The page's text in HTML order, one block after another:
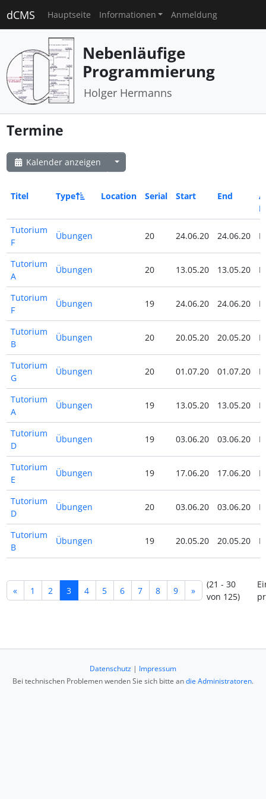
dCMS Hauptseite Informationen Anmeldung
Nebenläufige
Programmierung
Holger Hermanns
Termine
Kalender anzeigen
Titel Type Location Serial Start End
Tutorium
F
Übungen 20 24.06.20 24.06.20
Tutorium
A
Übungen 20 13.05.20 13.05.20
Tutorium
F
Übungen 19 24.06.20 24.06.20
Tutorium
B
Übungen 20 20.05.20 20.05.20
Tutorium
G
Übungen 20 01.07.20 01.07.20
Tutorium
A
Übungen 19 13.05.20 13.05.20
Tutorium
D
Übungen 19 03.06.20 03.06.20
Tutorium
E
Übungen 19 17.06.20 17.06.20
Tutorium
D
Übungen 20 03.06.20 03.06.20
Tutorium
B
Übungen 19 20.05.20 20.05.20
« 1 2 3 4 5 6 7 8 9 »
(21 - 30
von 125)
Datenschutz | Impressum
Bei technischen Problemen wenden Sie sich bitte andie Administratoren.